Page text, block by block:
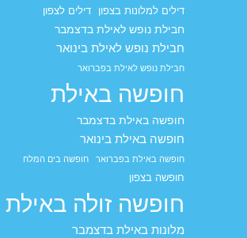
דילים למלונות בצפון דילים לצפון
חבילת נופש לאילת בדצמבר
חבילת נופש לאילת בינואר
חבילת נופש לאילת בפברואר
חופשה באילת
חופשה באילת בדצמבר
חופשה באילת בינואר
חופשה באילת בפברואר חופשה בים המלח
חופשה בצפון
חופשה זולה באילת
מלונות באילת בדצמבר